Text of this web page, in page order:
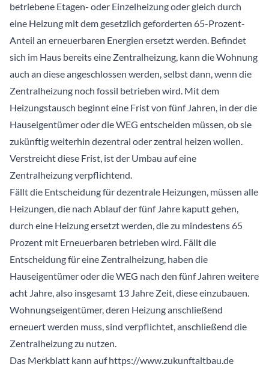
betriebene Etagen- oder Einzelheizung oder gleich durch
eine Heizung mit dem gesetzlich geforderten 65-Prozent-
Anteil an erneuerbaren Energien ersetzt werden. Befindet
sich im Haus bereits eine Zentralheizung, kann die Wohnung
auch an diese angeschlossen werden, selbst dann, wenn die
Zentralheizung noch fossil betrieben wird. Mit dem
Heizungstausch beginnt eine Frist von fünf Jahren, in der die
Hauseigentümer oder die WEG entscheiden müssen, ob sie
zukünftig weiterhin dezentral oder zentral heizen wollen.
Verstreicht diese Frist, ist der Umbau auf eine
Zentralheizung verpflichtend.
Fällt die Entscheidung für dezentrale Heizungen, müssen alle
Heizungen, die nach Ablauf der fünf Jahre kaputt gehen,
durch eine Heizung ersetzt werden, die zu mindestens 65
Prozent mit Erneuerbaren betrieben wird. Fällt die
Entscheidung für eine Zentralheizung, haben die
Hauseigentümer oder die WEG nach den fünf Jahren weitere
acht Jahre, also insgesamt 13 Jahre Zeit, diese einzubauen.
Wohnungseigentümer, deren Heizung anschließend
erneuert werden muss, sind verpflichtet, anschließend die
Zentralheizung zu nutzen.
Das Merkblatt kann auf https://www.zukunftaltbau.de